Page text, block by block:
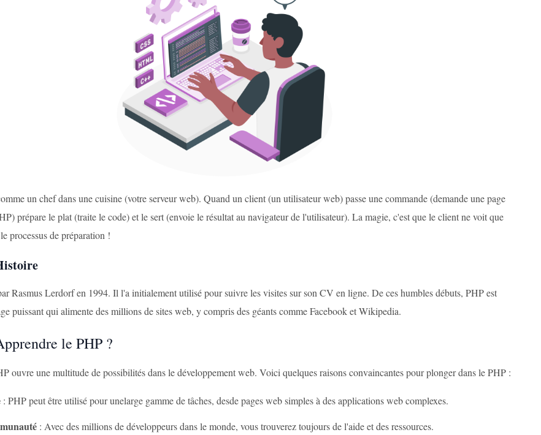
un chef dans une cuisine (votre serveur web). Quand un client (un utilisateur web) passe une commande (demande une page
prépare le plat (traite le code) et le sert (envoie le résultat au navigateur de l'utilisateur). La magie, c'est que le client ne voit que
processus de préparation !
Rasmus Lerdorf en 1994. Il l'a initialement utilisé pour suivre les visites sur son CV en ligne. De ces humbles débuts, PHP est
puissant qui alimente des millions de sites web, y compris des géants comme Facebook et Wikipedia.
le PHP ?
ouvre une multitude de possibilités dans le développement web. Voici quelques raisons convaincantes pour plonger dans le PHP :
: PHP peut être utilisé pour unelarge gamme de tâches, desde pages web simples à des applications web complexes.
: Avec des millions de développeurs dans le monde, vous trouverez toujours de l'aide et des ressources.